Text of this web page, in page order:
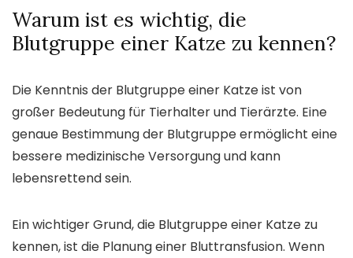
Warum ist es wichtig, die
Blutgruppe einer Katze zu kennen?
Die Kenntnis der Blutgruppe einer Katze ist von
großer Bedeutung für Tierhalter und Tierärzte. Eine
genaue Bestimmung der Blutgruppe ermöglicht eine
bessere medizinische Versorgung und kann
lebensrettend sein.
Ein wichtiger Grund, die Blutgruppe einer Katze zu
kennen, ist die Planung einer Bluttransfusion. Wenn